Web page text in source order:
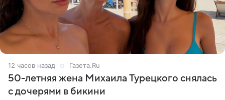
12 часов назад Газета.Ru
50-летняя жена Михаила Турецкого снялась
с дочерями в бикини